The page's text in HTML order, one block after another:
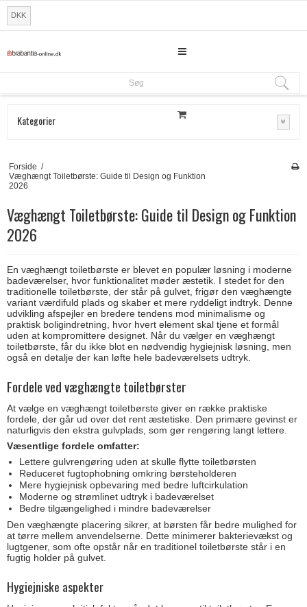
DKK
Søg
Kategorier
Forside /
Væghængt Toiletbørste: Guide til Design og Funktion
2026
Væghængt Toiletbørste: Guide til Design og Funktion
2026
En væghængt toiletbørste er blevet en populær løsning i moderne
badeværelser, hvor funktionalitet møder æstetik. I stedet for den
traditionelle toiletbørste, der står på gulvet, frigør den væghængte
variant værdifuld plads og skaber et mere ryddeligt indtryk. Denne
udvikling afspejler en bredere tendens mod minimalisme og
praktisk boligindretning, hvor hvert element skal tjene et formål
uden at kompromittere designet. Når du vælger en væghængt
toiletbørste, får du ikke blot en nødvendig hygiejnisk løsning, men
også en detalje der kan løfte hele badeværelsets udtryk.
Fordele ved væghængte toiletbørster
At vælge en væghængt toiletbørste giver en række praktiske
fordele, der går ud over det rent æstetiske. Den primære gevinst er
naturligvis den ekstra gulvplads, som gør rengøring langt lettere.
Væsentlige fordele omfatter:
Lettere gulvrengøring uden at skulle flytte toiletbørsten
Reduceret fugtophobning omkring børsteholderen
Mere hygiejnisk opbevaring med bedre luftcirkulation
Moderne og strømlinet udtryk i badeværelset
Bedre tilgængelighed i mindre badeværelser
Den væghængte placering sikrer, at børsten får bedre mulighed for
at tørre mellem anvendelserne. Dette minimerer bakterievækst og
lugtgener, som ofte opstår når en traditionel toiletbørste står i en
fugtig holder på gulvet.
Hygiejniske aspekter